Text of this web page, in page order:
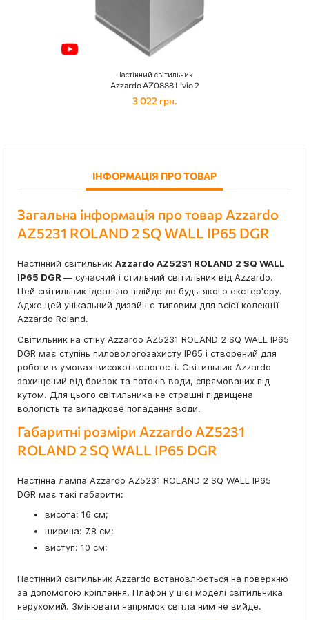
Настінний світильник
Azzardo AZ0888 Livio 2
3 022 грн.
ІНФОРМАЦІЯ ПРО ТОВАР
Загальна інформація про товар Azzardo
AZ5231 ROLAND 2 SQ WALL IP65 DGR
Настінний світильник Azzardo AZ5231 ROLAND 2 SQ WALL
IP65 DGR— сучасний і стильний світильник від Azzardo.
Цей світильник ідеально підійде до будь-якого екстер'єру.
Адже цей унікальний дизайн є типовим для всієї колекції
Azzardo Roland.
Світильник на стіну Azzardo AZ5231 ROLAND 2 SQ WALL IP65
DGR має ступінь пиловологозахисту IP65 і створений для
роботи в умовах високої вологості. Світильник Azzardo
захищений від бризок та потоків води, спрямованих під
кутом. Для цього світильника не страшні підвищена
вологість та випадкове попадання води.
Габаритні розміри Azzardo AZ5231
ROLAND 2 SQ WALL IP65 DGR
Настінна лампа Azzardo AZ5231 ROLAND 2 SQ WALL IP65
DGR має такі габарити:
висота: 16 см;
ширина: 7.8 см;
виступ: 10 см;
Настінний світильник Azzardo встановлюється на поверхню
за допомогою кріплення. Плафон у цієї моделі світильника
нерухомий. Змінювати напрямок світла ним не вийде.